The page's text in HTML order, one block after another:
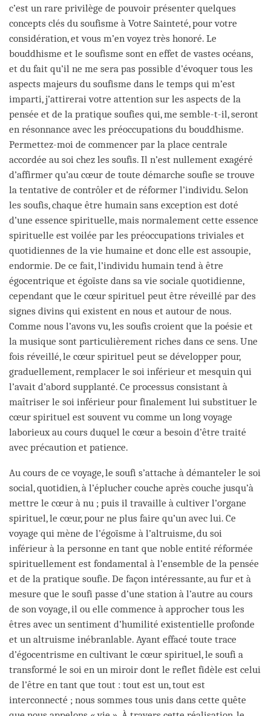
c’est un rare privilège de pouvoir présenter quelques
concepts clés du soufisme à Votre Sainteté, pour votre
considération, et vous m’en voyez très honoré. Le
bouddhisme et le soufisme sont en effet de vastes océans,
et du fait qu’il ne me sera pas possible d’évoquer tous les
aspects majeurs du soufisme dans le temps qui m’est
imparti, j’attirerai votre attention sur les aspects de la
pensée et de la pratique soufies qui, me semble-t-il, seront
en résonnance avec les préoccupations du bouddhisme.
Permettez-moi de commencer par la place centrale
accordée au soi chez les soufis. Il n’est nullement exagéré
d’affirmer qu’au cœur de toute démarche soufie se trouve
la tentative de contrôler et de réformer l’individu. Selon
les soufis, chaque être humain sans exception est doté
d’une essence spirituelle, mais normalement cette essence
spirituelle est voilée par les préoccupations triviales et
quotidiennes de la vie humaine et donc elle est assoupie,
endormie. De ce fait, l’individu humain tend à être
égocentrique et égoïste dans sa vie sociale quotidienne,
cependant que le cœur spirituel peut être réveillé par des
signes divins qui existent en nous et autour de nous.
Comme nous l’avons vu, les soufis croient que la poésie et
la musique sont particulièrement riches dans ce sens. Une
fois réveillé, le cœur spirituel peut se développer pour,
graduellement, remplacer le soi inférieur et mesquin qui
l’avait d’abord supplanté. Ce processus consistant à
maîtriser le soi inférieur pour finalement lui substituer le
cœur spirituel est souvent vu comme un long voyage
laborieux au cours duquel le cœur a besoin d’être traité
avec précaution et patience.
Au cours de ce voyage, le soufi s’attache à démanteler le soi
social, quotidien, à l’éplucher couche après couche jusqu’à
mettre le cœur à nu ; puis il travaille à cultiver l’organe
spirituel, le cœur, pour ne plus faire qu’un avec lui. Ce
voyage qui mène de l’égoïsme à l’altruisme, du soi
inférieur à la personne en tant que noble entité réformée
spirituellement est fondamental à l’ensemble de la pensée
et de la pratique soufie. De façon intéressante, au fur et à
mesure que le soufi passe d’une station à l’autre au cours
de son voyage, il ou elle commence à approcher tous les
êtres avec un sentiment d’humilité existentielle profonde
et un altruisme inébranlable. Ayant effacé toute trace
d’égocentrisme en cultivant le cœur spirituel, le soufi a
transformé le soi en un miroir dont le reflet fidèle est celui
de l’être en tant que tout : tout est un, tout est
interconnecté ; nous sommes tous unis dans cette quête